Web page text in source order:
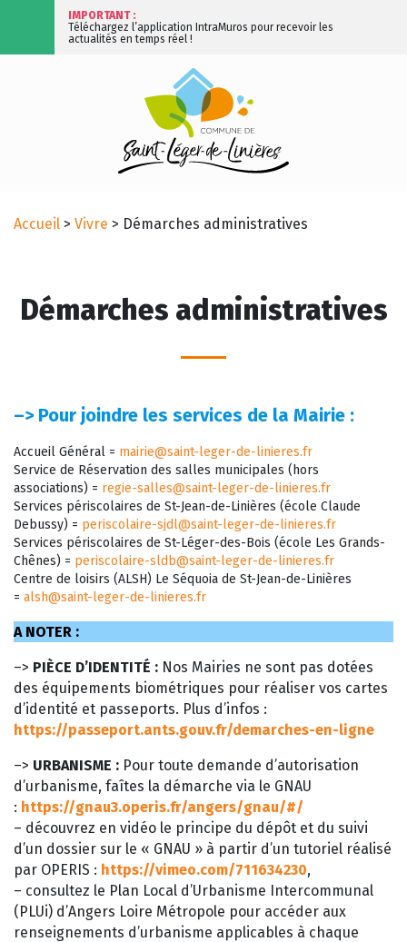
IMPORTANT :
Téléchargez l’application IntraMuros pour recevoir les
actualités en temps réel !
Accueil > Vivre > Démarches administratives
Démarches administratives
–> Pour joindre les services de la Mairie :
Accueil Général = mairie@saint-leger-de-linieres.fr
Service de Réservation des salles municipales (hors
associations) = regie-salles@saint-leger-de-linieres.fr
Services périscolaires de St-Jean-de-Linières (école Claude
Debussy) = periscolaire-sjdl@saint-leger-de-linieres.fr
Services périscolaires de St-Léger-des-Bois (école Les Grands-
Chênes) = periscolaire-sldb@saint-leger-de-linieres.fr
Centre de loisirs (ALSH) Le Séquoia de St-Jean-de-Linières
= alsh@saint-leger-de-linieres.fr
A NOTER :
–> PIÈCE D’IDENTITÉ : Nos Mairies ne sont pas dotées
des équipements biométriques pour réaliser vos cartes
d’identité et passeports. Plus d’infos :
https://passeport.ants.gouv.fr/demarches-en-ligne
–> URBANISME : Pour toute demande d’autorisation
d’urbanisme, faîtes la démarche via le GNAU
: https://gnau3.operis.fr/angers/gnau/#/
– découvrez en vidéo le principe du dépôt et du suivi
d’un dossier sur le « GNAU » à partir d’un tutoriel réalisé
par OPERIS : https://vimeo.com/711634230,
– consultez le Plan Local d’Urbanisme Intercommunal
(PLUi) d’Angers Loire Métropole pour accéder aux
renseignements d’urbanisme applicables à chaque